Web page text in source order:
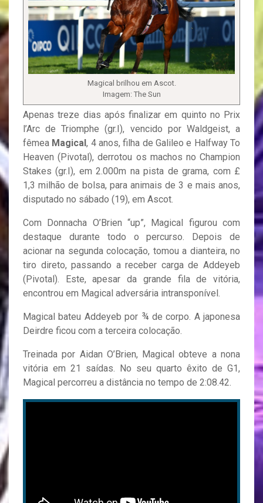
Magical brilhou em Ascot.
Imagem: The Sun
Apenas treze dias após finalizar em quinto no Prix
l’Arc de Triomphe (gr.I), vencido por Waldgeist, a
fêmea Magical, 4 anos, filha de Galileo e Halfway To
Heaven (Pivotal), derrotou os machos no Champion
Stakes (gr.I), em 2.000m na pista de grama, com £
1,3 milhão de bolsa, para animais de 3 e mais anos,
disputado no sábado (19), em Ascot.
Com Donnacha O’Brien “up”, Magical figurou com
destaque durante todo o percurso. Depois de
acionar na segunda colocação, tomou a dianteira, no
tiro direto, passando a receber carga de Addeyeb
(Pivotal). Este, apesar da grande fila de vitória,
encontrou em Magical adversária intransponível.
Magical bateu Addeyeb por ¾ de corpo. A japonesa
Deirdre ficou com a terceira colocação.
Treinada por Aidan O’Brien, Magical obteve a nona
vitória em 21 saídas. No seu quarto êxito de G1,
Magical percorreu a distância no tempo de 2:08.42.